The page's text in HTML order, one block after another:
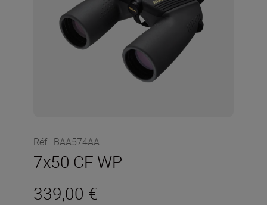
Réf.: BAA574AA
7x50 CF WP
339,00 €